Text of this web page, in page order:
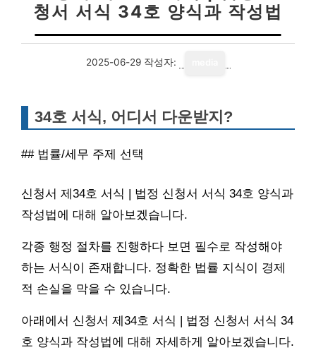
청서 서식 34호 양식과 작성법
2025-06-29 작성자:
34호 서식, 어디서 다운받지?
## 법률/세무 주제 선택
신청서 제34호 서식 | 법정 신청서 서식 34호 양식과
작성법에 대해 알아보겠습니다.
각종 행정 절차를 진행하다 보면 필수로 작성해야
하는 서식이 존재합니다. 정확한 법률 지식이 경제
적 손실을 막을 수 있습니다.
아래에서 신청서 제34호 서식 | 법정 신청서 서식 34
호 양식과 작성법에 대해 자세하게 알아보겠습니다.